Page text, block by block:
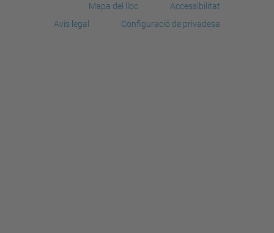
Mapa del lloc
Accessibilitat
Avís legal
Configuració de privadesa